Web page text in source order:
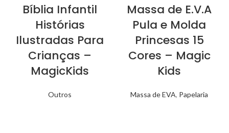
Bíblia Infantil
Histórias
Ilustradas Para
Crianças –
MagicKids
Outros
Massa de E.V.A
Pula e Molda
Princesas 15
Cores – Magic
Kids
Massa de EVA, Papelaria